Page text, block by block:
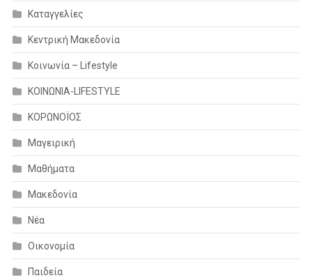
Καταγγελίες
Κεντρική Μακεδονία
Κοινωνία – Lifestyle
ΚΟΙΝΩΝΙΑ-LIFESTYLE
ΚΟΡΩΝΟΪΟΣ
Μαγειρική
Μαθήματα
Μακεδονία
Νέα
Οικονομία
Παιδεία